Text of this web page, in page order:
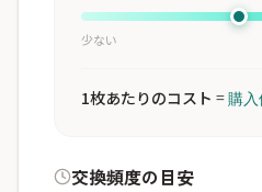
少ない
1枚あたりのコスト =購
交換頻度の目安